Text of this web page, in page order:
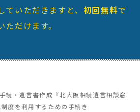
ていただきますと、 初回無料で
ただけます。
続・遺言書作成『北大阪相続遺言相談窓
度を利用するための手続き